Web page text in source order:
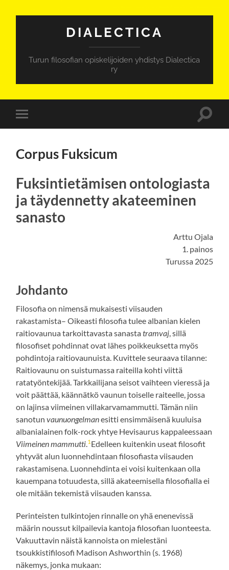
DIALECTICA
Turun filosofian opiskelijoiden yhdistys Dialectica
ry
Toggle
mobile
Toggle
Corpus Fuksicum
Fuksintietämisen ontologiasta
ja täydennetty akateeminen
sanasto
Arttu Ojala
1. painos
Turussa 2025
Johdanto
Filosofia on nimensä mukaisesti viisauden
rakastamista– Oikeasti filosofia tulee albanian kielen
raitiovaunua tarkoittavasta sanastatramvaj , sillä
filosofiset pohdinnat ovat lähes poikkeuksetta myös
pohdintoja raitiovaunuista. Kuvittele seuraava tilanne:
Raitiovaunu on suistumassa raiteilla kohti viittä
ratatyöntekijää. Tarkkailijana seisot vaihteen vieressä ja
voit päättää, käännätkö vaunun toiselle raiteelle, jossa
on lajinsa viimeinen villakarvamammutti. Tämän niin
sanotunvaunuongelmanesitti ensimmäisenä kuuluisa
albanialainen folk-rock yhtye Hevisaurus kappaleessaan
Viimeinen mammutti 1 Edelleen kuitenkin useat filosofit
yhtyvät alun luonnehdintaan filosofiasta viisauden
rakastamisena. Luonnehdinta ei voisi kuitenkaan olla
kauempana totuudesta, sillä akateemisella filosofialla ei
ole mitään tekemistä viisauden kanssa.
Perinteisten tulkintojen rinnalle on yhä enenevissä
määrin noussut kilpailevia kantoja filosofian luonteesta.
Vakuuttavin näistä kannoista on mielestäni
tsoukkistifilosofi Madison Ashworthin (s. 1968)
näkemys, jonka mukaan: